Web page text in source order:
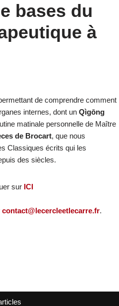
bases du
à
de comprendre comment
internes, dont un Qìgōng
matinale personnelle de Maître
de Brocart, que nous
Classiques écrits qui les
des siècles.
sur ICI
contact@lecercleetlecarre.fr.